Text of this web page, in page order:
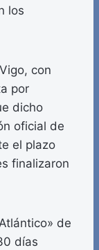
los
con
por
dicho
oficial de
el plazo
finalizaron
de
días